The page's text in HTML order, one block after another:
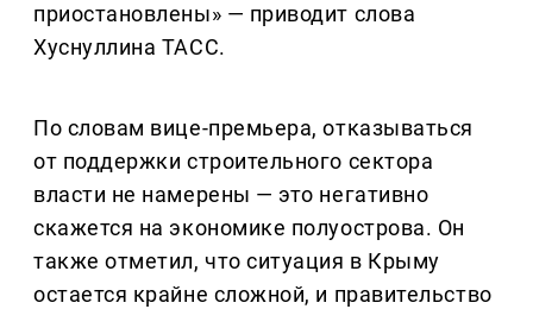
приостановлены» — приводит слова
Хуснуллина ТАСС.
По словам вице-премьера, отказываться
от поддержки строительного сектора
власти не намерены — это негативно
скажется на экономике полуострова. Он
также отметил, что ситуация в Крыму
остается крайне сложной, и правительство